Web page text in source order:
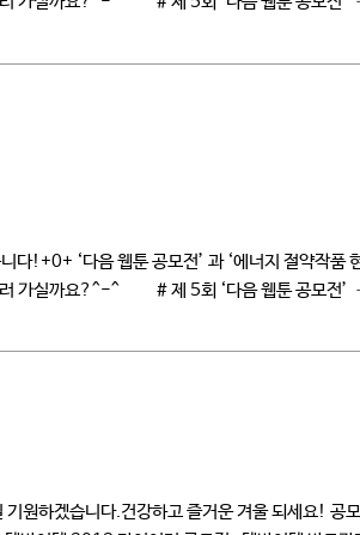
!+0+ ‘다음 웹툰 공모전’ 과 ‘에너지 절약작품
러 가실까요?^-^ # 제 5회 ‘다음 웹툰 공모전’
원하겠습니다.건강하고 즐거운 겨울 되세요!